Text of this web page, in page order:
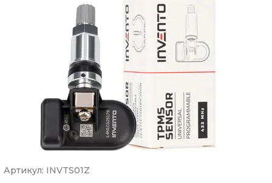
Артикул: INVTS01Z